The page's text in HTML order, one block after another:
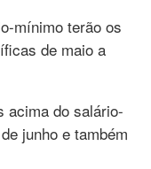
mínimo terão os
de maio a
acima do salário-
junho e também